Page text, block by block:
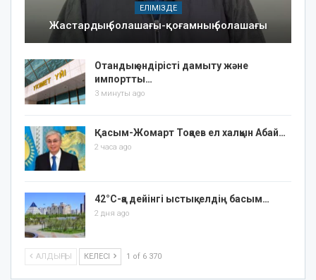
ЕЛІМІЗДЕ
Жастардың болашағы-қоғамның болашағы
Отандық өндірісті дамыту және
импортты…
3 минуты ago
Қасым-Жомарт Тоқаев ел халқын Абай…
2 часа ago
42°C-қа дейінгі ыстық: елдің басым…
2 дня ago
АЛДЫҢҒЫ КЕЛЕСІ 1 of 6 370